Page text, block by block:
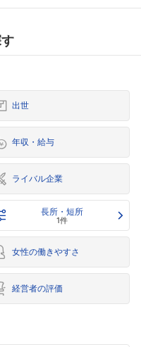
出世
年収・給与
ライバル企業
長所・短所
1件
女性の働きやすさ
経営者の評価